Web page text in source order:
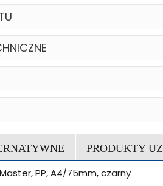
PRODUKTY
PP, A4/75mm, czarny